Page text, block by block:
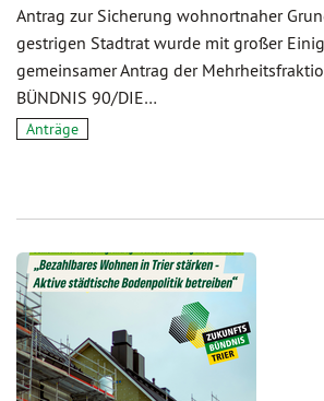
Antrag zur Sicherung wohnortnaher
gestrigen Stadtrat wurde mit großer
gemeinsamer Antrag der
BÜNDNIS 90/DIE…
Anträge